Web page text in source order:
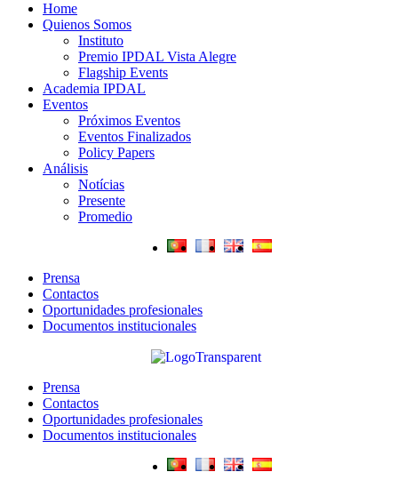
Home
Quienos Somos
Instituto
Premio IPDAL Vista Alegre
Flagship Events
Academia IPDAL
Eventos
Próximos Eventos
Eventos Finalizados
Policy Papers
Análisis
Notícias
Presente
Promedio
Prensa
Contactos
Oportunidades profesionales
Documentos institucionales
Prensa
Contactos
Oportunidades profesionales
Documentos institucionales